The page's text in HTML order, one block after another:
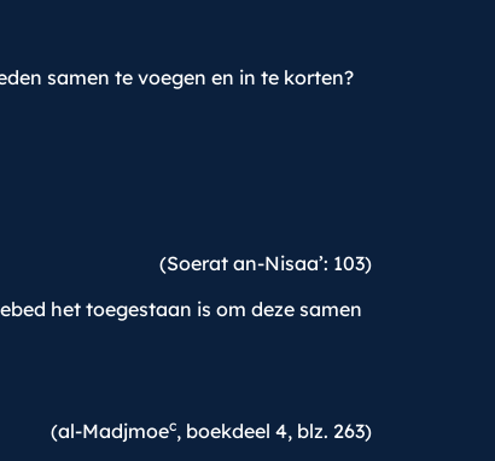
samen te voegen en in te korten?
(Soerat an-Nisaa’: 103)
het toegestaan is om deze samen
(al-Madjmoec, boekdeel 4, blz. 263)